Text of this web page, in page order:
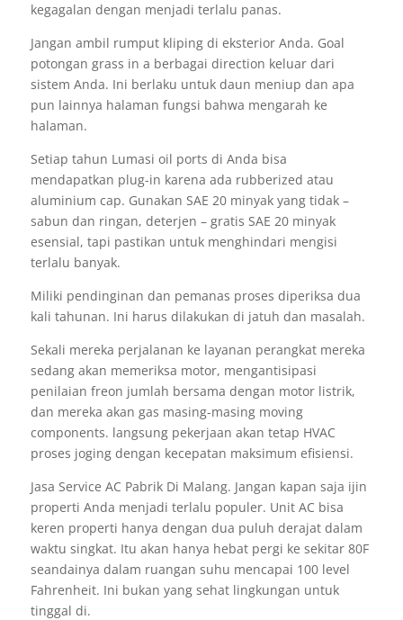
kegagalan dengan menjadi terlalu panas.
Jangan ambil rumput kliping di eksterior Anda. Goal
potongan grass in a berbagai direction keluar dari
sistem Anda. Ini berlaku untuk daun meniup dan apa
pun lainnya halaman fungsi bahwa mengarah ke
halaman.
Setiap tahun Lumasi oil ports di Anda bisa
mendapatkan plug-in karena ada rubberized atau
aluminium cap. Gunakan SAE 20 minyak yang tidak –
sabun dan ringan, deterjen – gratis SAE 20 minyak
esensial, tapi pastikan untuk menghindari mengisi
terlalu banyak.
Miliki pendinginan dan pemanas proses diperiksa dua
kali tahunan. Ini harus dilakukan di jatuh dan masalah.
Sekali mereka perjalanan ke layanan perangkat mereka
sedang akan memeriksa motor, mengantisipasi
penilaian freon jumlah bersama dengan motor listrik,
dan mereka akan gas masing-masing moving
components. langsung pekerjaan akan tetap HVAC
proses joging dengan kecepatan maksimum efisiensi.
Jasa Service AC Pabrik Di Malang. Jangan kapan saja ijin
properti Anda menjadi terlalu populer. Unit AC bisa
keren properti hanya dengan dua puluh derajat dalam
waktu singkat. Itu akan hanya hebat pergi ke sekitar 80F
seandainya dalam ruangan suhu mencapai 100 level
Fahrenheit. Ini bukan yang sehat lingkungan untuk
tinggal di.